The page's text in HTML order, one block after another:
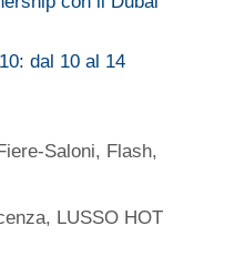
dal 10 al 14
Saloni, Flash,
, LUSSO HOT